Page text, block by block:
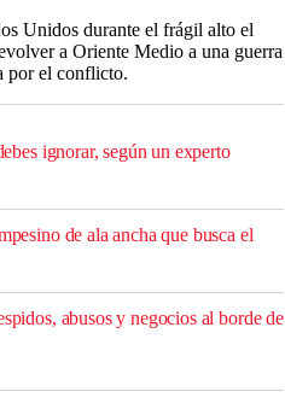
Unidos durante el frágil alto el
a Oriente Medio a una guerra
por el conflicto.
ignorar, según un experto
de ala ancha que busca el
abusos y negocios al borde de